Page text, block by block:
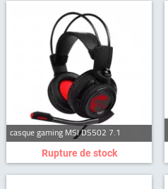
casque gaming MSI DS502 7.1
Rupture de stock